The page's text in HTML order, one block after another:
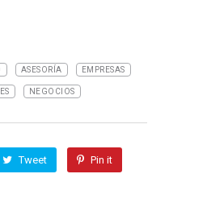
ASESORÍA EMPRESAS
NEGOCIOS
Tweet Pin it